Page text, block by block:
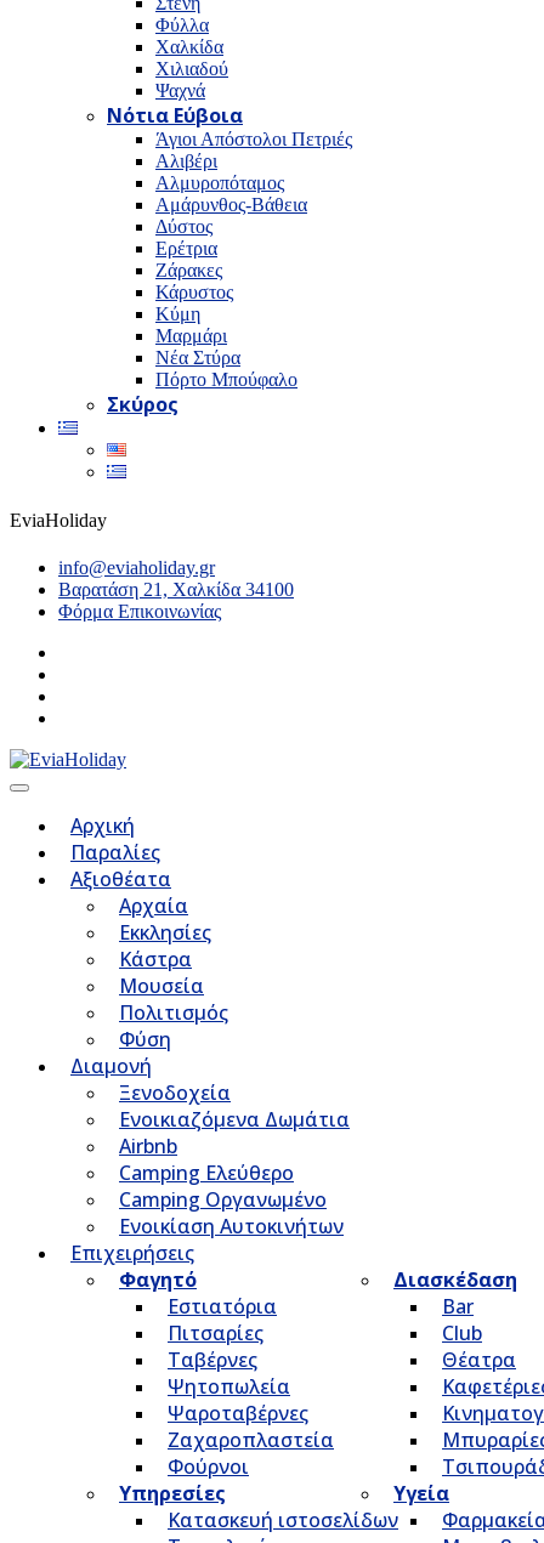
Φύλλα
Χαλκίδα
Χιλιαδού
Ψαχνά
Νότια Εύβοια
Άγιοι Απόστολοι Πετριές
Αλιβέρι
Αλμυροπόταμος
Αμάρυνθος-Βάθεια
Δύστος
Ερέτρια
Ζάρακες
Κάρυστος
Κύμη
Μαρμάρι
Νέα Στύρα
Πόρτο Μπούφαλο
Σκύρος
EviaHoliday
info@eviaholiday.gr
Βαρατάση 21, Χαλκίδα 34100
Φόρμα Επικοινωνίας
Αρχική
Παραλίες
Αξιοθέατα
Αρχαία
Εκκλησίες
Κάστρα
Μουσεία
Πολιτισμός
Φύση
Διαμονή
Ξενοδοχεία
Ενοικιαζόμενα Δωμάτια
Airbnb
Camping Ελεύθερο
Camping Οργανωμένο
Ενοικίαση Αυτοκινήτων
Επιχειρήσεις
Φαγητό
Εστιατόρια
Πιτσαρίες
Ταβέρνες
Ψητοπωλεία
Ψαροταβέρνες
Ζαχαροπλαστεία
Φούρνοι
Διασκέδαση
Bar
Club
Θέατρα
Υπηρεσίες
Κατασκευή ιστοσελίδων
Υγεία